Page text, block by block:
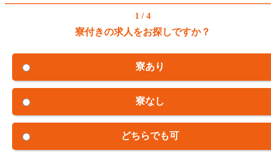
1 / 4
寮付きの求人をお探しですか？
寮あり
寮なし
どちらでも可